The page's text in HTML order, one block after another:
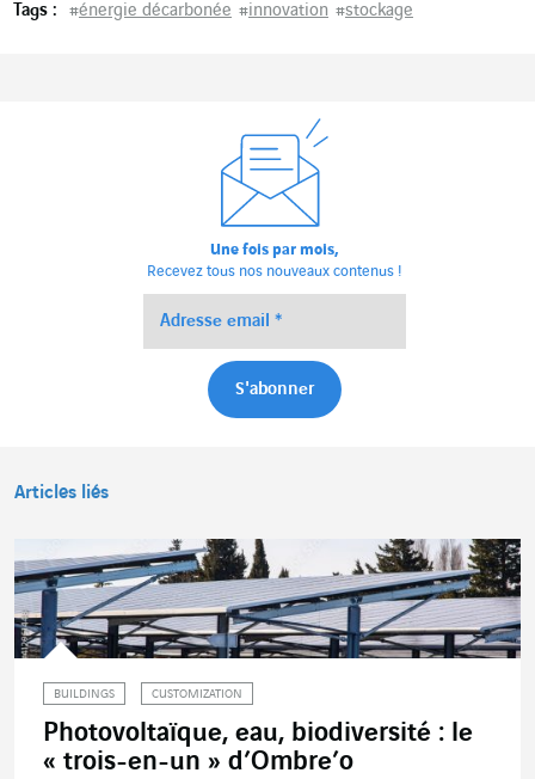
Tags : #énergie décarbonée #innovation #stockage
Une fois par mois,
Recevez tous nos nouveaux contenus !
Articles liés
BUILDINGS CUSTOMIZATION
Photovoltaïque, eau, biodiversité : le
« trois-en-un » d’Ombre’o